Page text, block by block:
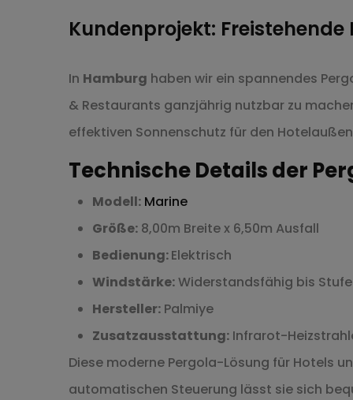
Kundenprojekt:
In Hamburg haben wir ein spannendes
& Restaurants ganzjährig nutzbar zu
effektiven Sonnenschutz für den
Technische Details der
Modell: Marine
Größe: 8,00m Breite x 6,50m Ausfall
Bedienung:Elektrisch
Windstärke:Widerstandsfähig bis Stufe
Hersteller: Palmiye
Zusatzausstattung: Infrarot-
Diese moderne Pergola-Lösung für Hotels
automatischen Steuerung lässt sie sich